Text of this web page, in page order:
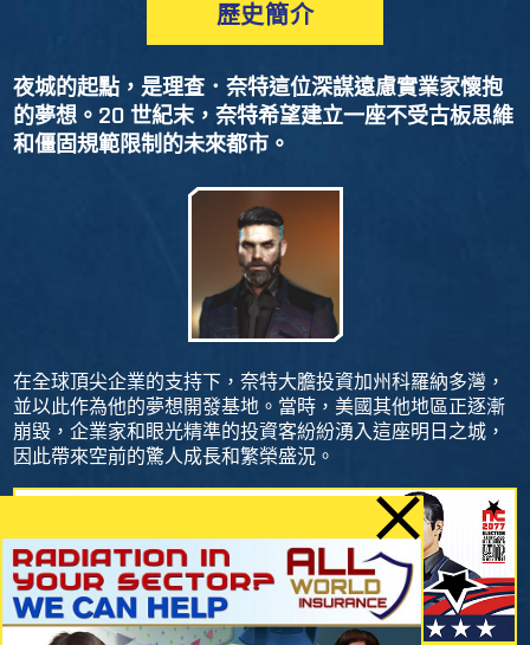
歷史簡介
夜城的起點，是理查．奈特這位深謀遠慮實業家懷抱
的夢想。20 世紀末，奈特希望建立一座不受古板思維
和僵固規範限制的未來都市。
在全球頂尖企業的支持下，奈特大膽投資加州科羅納多灣，
並以此作為他的夢想開發基地。當時，美國其他地區正逐漸
崩毀，企業家和眼光精準的投資客紛紛湧入這座明日之城，
因此帶來空前的驚人成長和繁榮盛況。